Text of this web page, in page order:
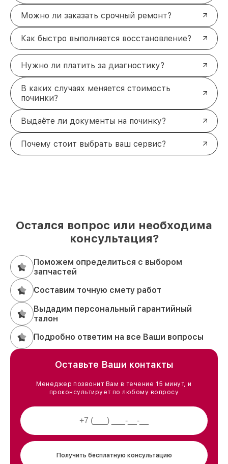
Можно ли заказать срочный ремонт?
Как быстро выполняется восстановление?
Нужно ли платить за диагностику?
В каких случаях меняется стоимость
починки?
Выдаёте ли документы на починку?
Почему стоит выбрать ваш сервис?
Остался вопрос или необходима
консультация?
Поможем определиться с выбором
запчастей
Составим точную смету работ
Выдадим персональный гарантийный
талон
Подробно ответим на все Ваши вопросы
Оставьте Ваши контакты
Менеджер позвонит Вам в течение 15 минут, и
проконсультирует по любому вопросу
Получить бесплатную консультацию